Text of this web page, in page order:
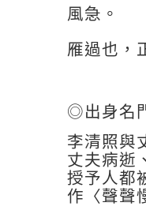
風急。
雁過也，
◎出身名
李清照與
丈夫病逝
授予人都
作〈聲聲